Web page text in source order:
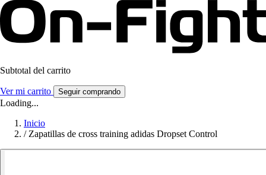
Subtotal del carrito
Ver mi carrito Seguir comprando
Loading...
Inicio
/ Zapatillas de cross training adidas Dropset Control